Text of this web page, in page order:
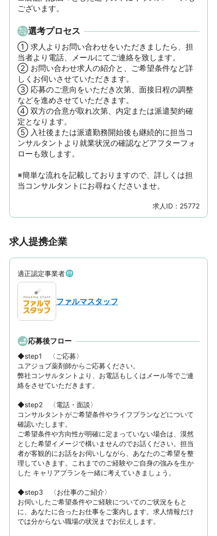
ございます。
選考プロセス
① 求人よりお問い合わせをいただきましたら、担
当者より電話、メールにてご連絡を致します。
② お問い合わせ求人の紹介と、ご希望条件など詳
しくお伺いさせていただきます。
③ 応募のご意向をいただき次第、面接日程の調整
などを進めさせていただきます。
④ 双方の合意が取れ次第、内定または派遣契約確
定となります。
⑤ 入社後または派遣勤務開始後も継続的に担当コ
ンサルタントより就業状況の確認などアフターフォ
ローも致します。
※簡単な流れを記載しておりますので、詳しくは担
当コンサルタントにお尋ねくださいませ。
求人ID： 25772
求人提携企業
適正認定事業者
ファルマスタッフ
応募後フロー
◆step1　〈ご応募〉
ユアジョブ薬剤師からご応募ください。
弊社コンサルタントより、お電話もしくはメール等でご連
絡をさせていただきます。
◆step2　〈電話・面談〉
コンサルタントがご希望条件やライフプランなどについて
確認いたします。
ご希望条件や方向性が明確に定まっていない場合は、漠然
とした希望イメージで構いませんのでお話ください。担当
者が客観的にお話をお伺いしながら、あなたのご希望を整
理していきます。これまでのご経験やご自身の強みを生か
した キャリアプランを一緒に考えていきましょう。
◆step3　〈お仕事のご紹介〉
お伺いしたご希望条件やご経験についてのご状況をもと
に、あなたに合ったお仕事をご案内します。求人情報だけ
では分からない職場の状況までお伝えします。